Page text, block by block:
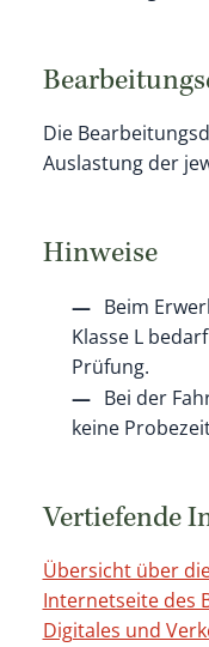
Die
Auslastung der
Hinweise
Beim
Klasse L
Prüfung.
Bei der
keine
Vertiefende
Übersicht über
Internetseite des
Digitales und